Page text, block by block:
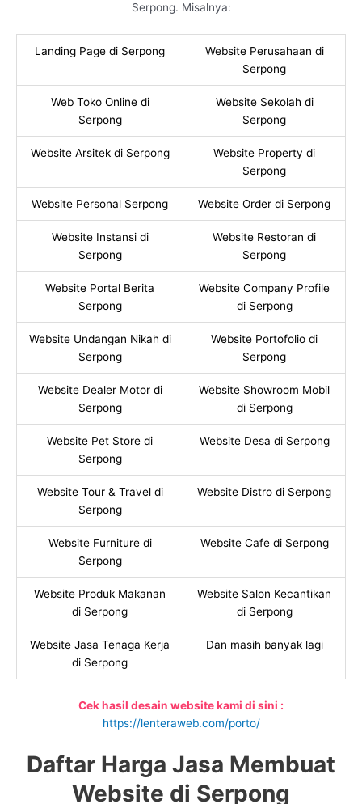
Serpong. Misalnya:
Landing Page di Serpong
Website Perusahaan di
Serpong
Web Toko Online di
Serpong
Website Sekolah di
Serpong
Website Arsitek di Serpong
Website Property di
Serpong
Website Personal Serpong Website Order di Serpong
Website Instansi di
Serpong
Website Restoran di
Serpong
Website Portal Berita
Serpong
Website Company Profile
di Serpong
Website Undangan Nikah di
Serpong
Website Portofolio di
Serpong
Website Dealer Motor di
Serpong
Website Showroom Mobil
di Serpong
Website Pet Store di
Serpong
Website Desa di Serpong
Website Tour & Travel di
Serpong
Website Distro di Serpong
Website Furniture di
Serpong
Website Cafe di Serpong
Website Produk Makanan
di Serpong
Website Salon Kecantikan
di Serpong
Website Jasa Tenaga Kerja
di Serpong
Dan masih banyak lagi
Cek hasil desain website kami di sini :
https://lenteraweb.com/porto/
Daftar Harga Jasa Membuat
Website di Serpong